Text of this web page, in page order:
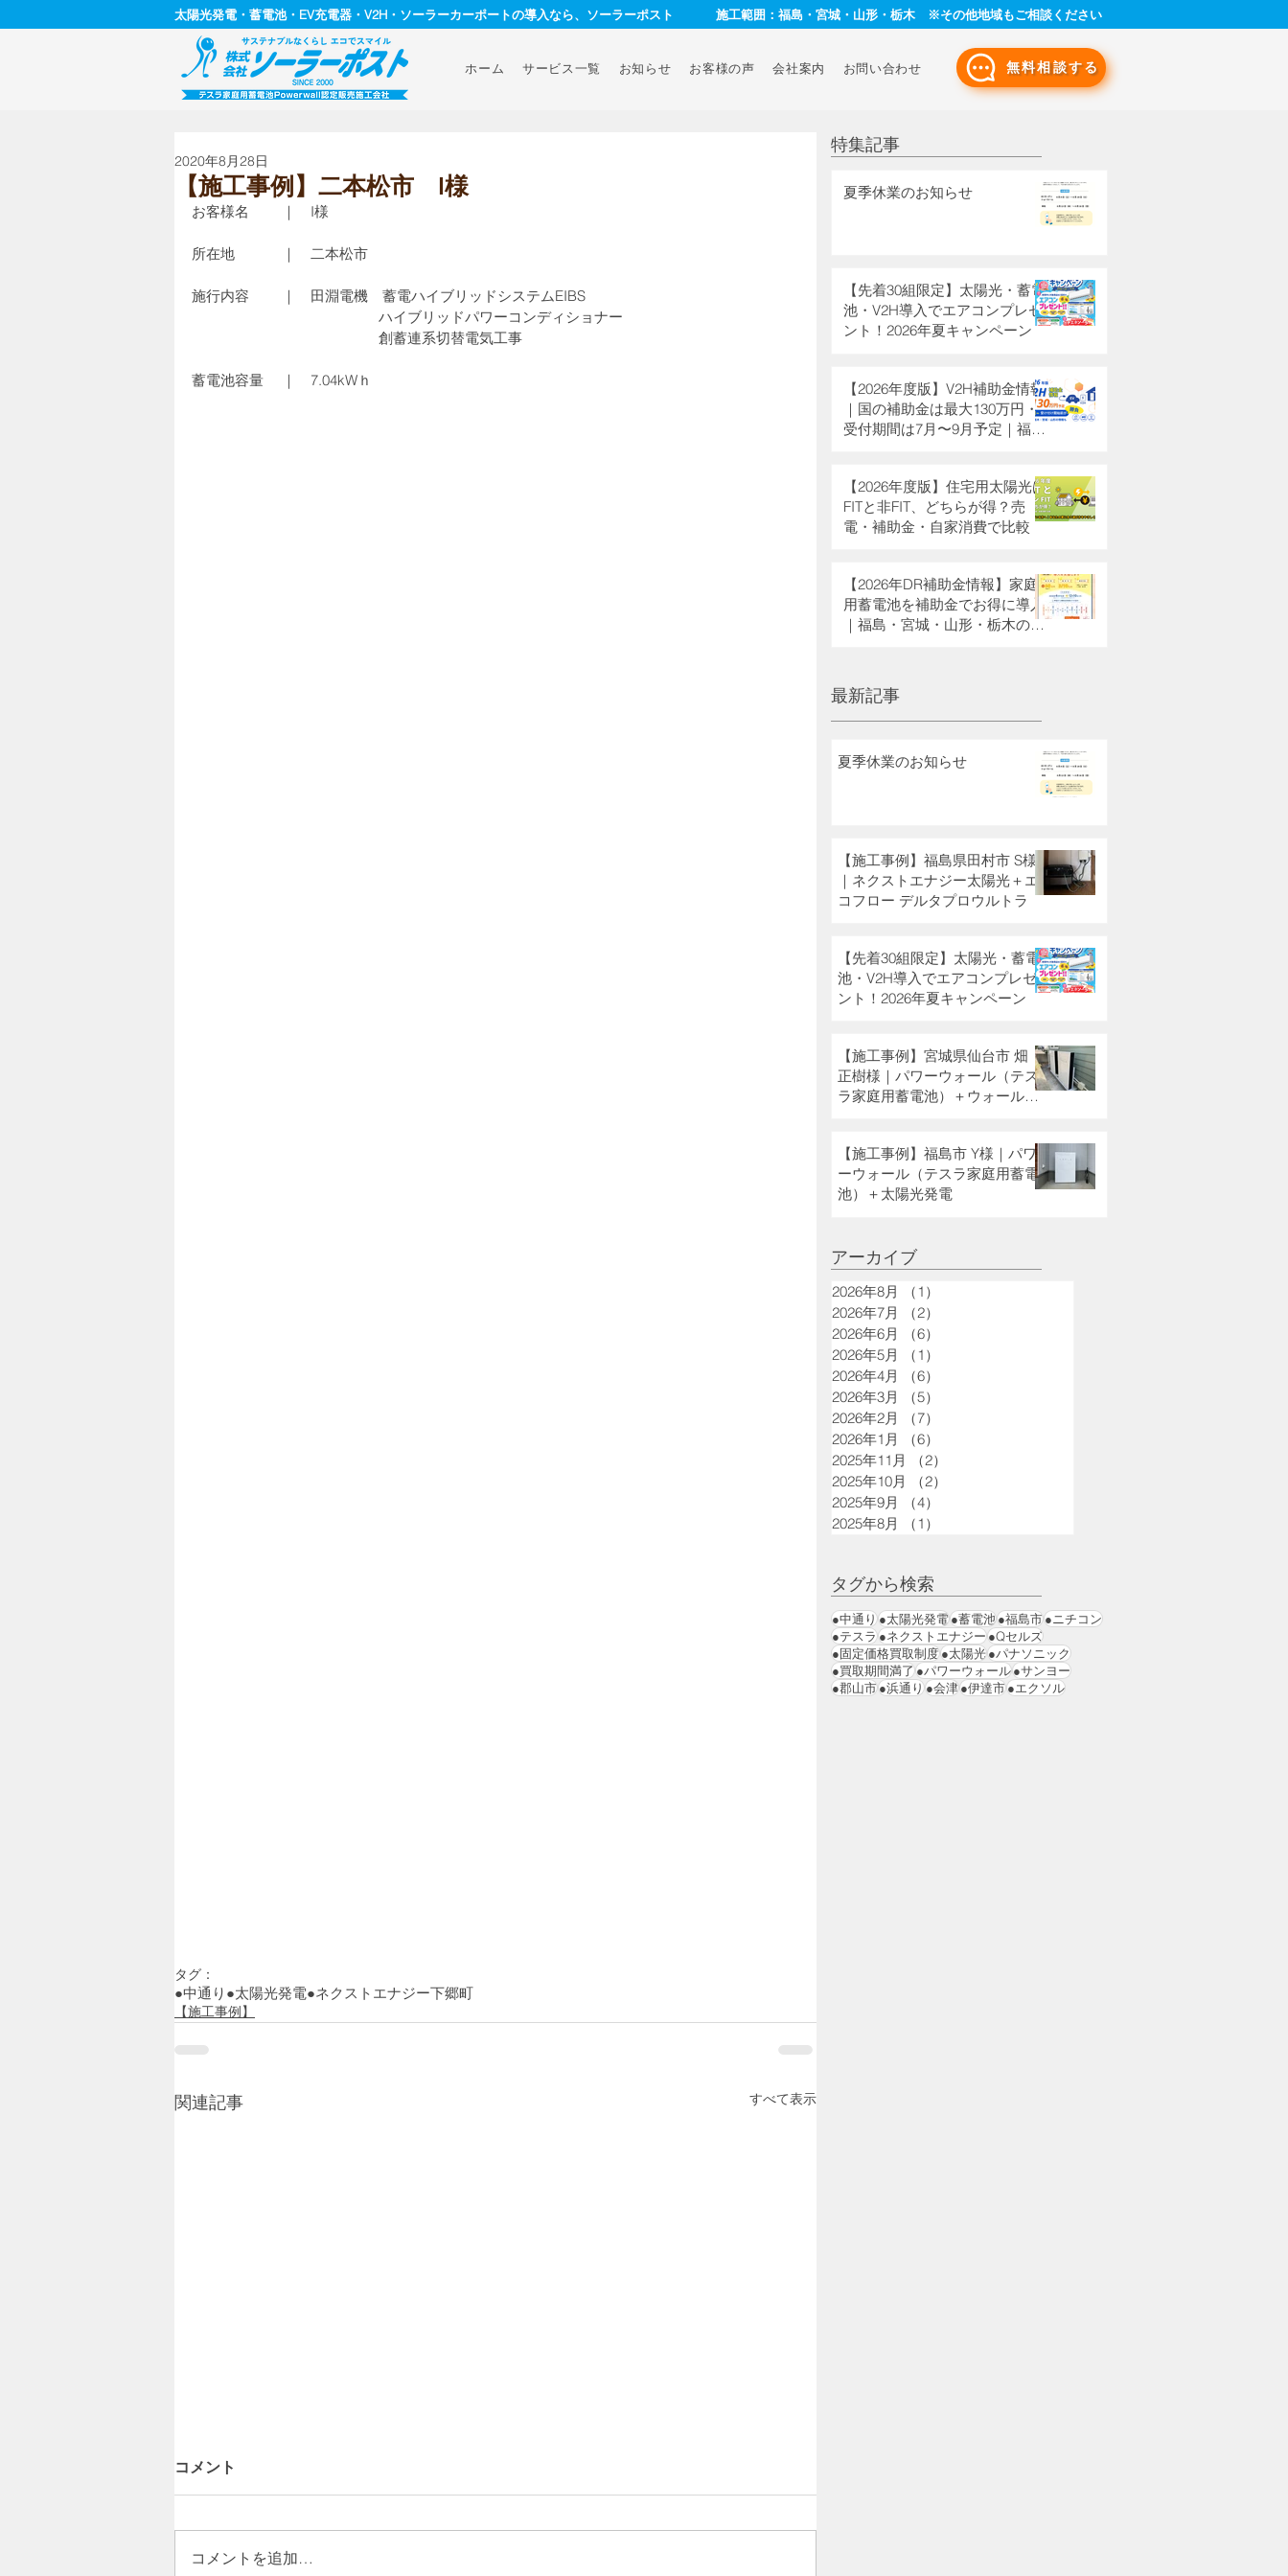
太陽光発電・蓄電池・EV充電器・V2H・ソーラーカーポートの導入なら、ソーラーポスト 施工範囲：福島・宮城・山形・栃木 ※その他地域もご相談ください
ホーム サービス一覧 お知らせ お客様の声 会社案内 お問い合わせ 無料相談する
【施工事例】二本松市 I様
2020年8月28日
お客様名　　 ｜　I様
所在地　　　 ｜　二本松市
施行内容　　 ｜　田淵電機　蓄電ハイブリッドシステムEIBS
ハイブリッドパワーコンディショナー
創蓄連系切替電気工事
蓄電池容量 　｜　7.04kWｈ
タグ：
●中通り ●太陽光発電●ネクストエナジー下郷町
【施工事例】
関連記事 すべて表示
コメント
コメントを追加…
特集記事
夏季休業のお知らせ
【先着30組限定】太陽光・蓄電
池・V2H導入でエアコンプレゼ
ント！2026年夏キャンペーン
【2026年度版】V2H補助金情報
｜国の補助金は最大130万円・
受付期間は7月〜9月予定｜福島
【2026年度版】住宅用太陽光は
FITと非FIT、どちらが得？売
電・補助金・自家消費で比較
【2026年DR補助金情報】家庭
用蓄電池を補助金でお得に導入
｜福島・宮城・山形・栃木の方
最新記事
夏季休業のお知らせ
【施工事例】福島県田村市 S様
｜ネクストエナジー太陽光＋エ
コフロー デルタプロウルトラ
【先着30組限定】太陽光・蓄電
池・V2H導入でエアコンプレゼ
ント！2026年夏キャンペーン
【施工事例】宮城県仙台市 畑
正樹様｜パワーウォール（テス
ラ家庭用蓄電池）＋ウォールコ
【施工事例】福島市 Y様｜パワ
ーウォール（テスラ家庭用蓄電
池）＋太陽光発電
アーカイブ
2026年8月 （1）
2026年7月
（2）
2026年6月
（6）
2026年5月
（1）
2026年4月
（6）
2026年3月
（5）
2026年2月
（7）
2026年1月
（6）
2025年11月
（2）
2025年10月
（2）
2025年9月
（4）
2025年8月
（1）
タグから検索
●中通り●太陽光発電●蓄電池●福島市●ニチコン
●テスラ●ネクストエナジー●Qセルズ
●固定価格買取制度●太陽光●パナソニック
●買取期間満了●パワーウォール●サンヨー
●郡山市●浜通り●会津●伊達市●エクソル